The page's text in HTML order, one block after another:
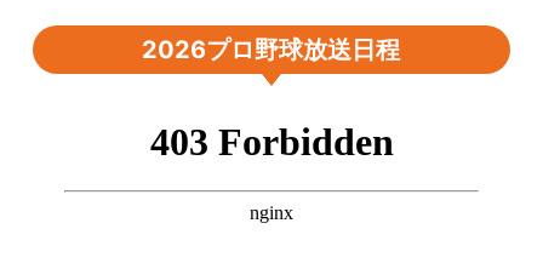
2026プロ野球放送日程